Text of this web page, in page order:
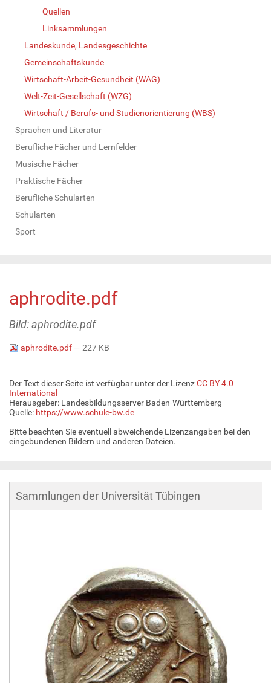
Quellen
Linksammlungen
Landeskunde, Landesgeschichte
Gemeinschaftskunde
Wirtschaft-Arbeit-Gesundheit (WAG)
Welt-Zeit-Gesellschaft (WZG)
Wirtschaft / Berufs- und Studienorientierung (WBS)
Sprachen und Literatur
Berufliche Fächer und Lernfelder
Musische Fächer
Praktische Fächer
Berufliche Schularten
Schularten
Sport
aphrodite.pdf
Bild: aphrodite.pdf
aphrodite.pdf— 227 KB
Der Text dieser Seite ist verfügbar unter der LizenzCC BY 4.0
International
Herausgeber: Landesbildungsserver Baden-Württemberg
Quelle: https://www.schule-bw.de
Bitte beachten Sie eventuell abweichende Lizenzangaben bei den
eingebundenen Bildern und anderen Dateien.
Sammlungen der Universität Tübingen